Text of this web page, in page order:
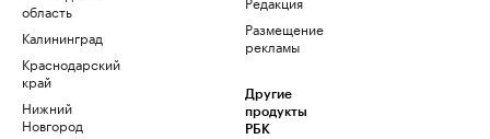
область
Калининград
Краснодарский
край
Нижний
Новгород
Размещение
рекламы
Другие
продукты
РБК